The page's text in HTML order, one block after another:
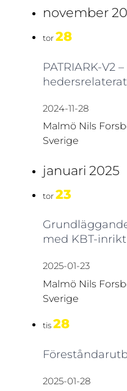
november
tor28
PATRIARK-V2
2024-11-28
Malmö Nils
Sverige
januari 2025
tor23
med KBT-
2025-01-23
Malmö Nils
Sverige
tis28
2025-01-28